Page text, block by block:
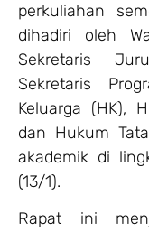
perkuliahan
dihadiri oleh
Sekretaris
Sekretaris
Keluarga (HK),
dan Hukum
akademik di
(13/1).
Rapat ini